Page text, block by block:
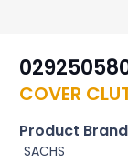
COVER
Product Brand
SACHS